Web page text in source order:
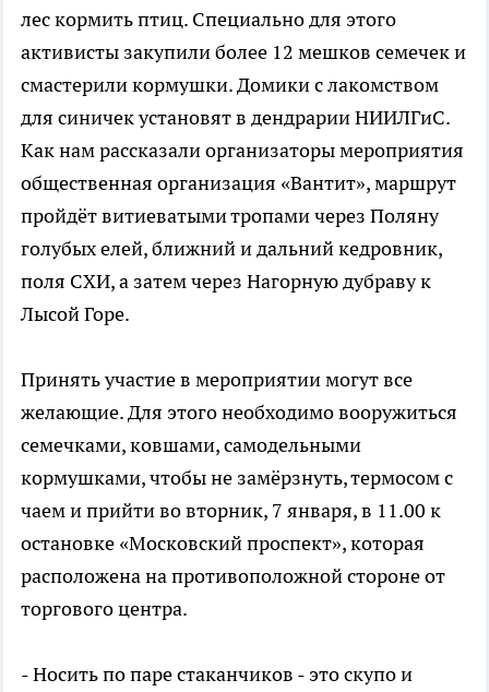
лес кормить птиц. Специально для этого
активисты закупили более 12 мешков семечек и
смастерили кормушки. Домики с лакомством
для синичек установят в дендрарии НИИЛГиС.
Как нам рассказали организаторы мероприятия
общественная организация «Вантит», маршрут
пройдёт витиеватыми тропами через Поляну
голубых елей, ближний и дальний кедровник,
поля СХИ, а затем через Нагорную дубраву к
Лысой Горе.
Принять участие в мероприятии могут все
желающие. Для этого необходимо вооружиться
семечками, ковшами, самодельными
кормушками, чтобы не замёрзнуть, термосом с
чаем и прийти во вторник, 7 января, в 11.00 к
остановке «Московский проспект», которая
расположена на противоположной стороне от
торгового центра.
- Носить по паре стаканчиков - это скупо и